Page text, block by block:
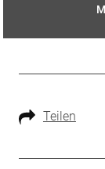
Teilen